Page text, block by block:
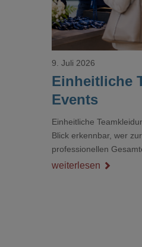
Einheitliche
Events
9. Juli 2026
Einheitliche
Blick erkennbar, wer
professionellen
ist das kein
weiterlesen